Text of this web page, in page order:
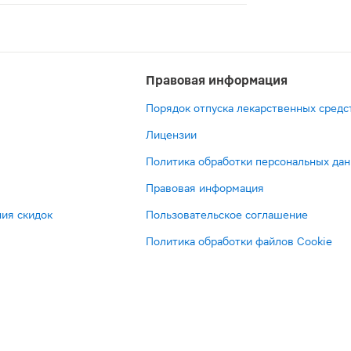
скидок
Правовая информация
Порядок отпуска лекарственных
Лицензии
Политика обработки персональных
Правовая информация
Пользовательское соглашение
Политика обработки файлов Cookie